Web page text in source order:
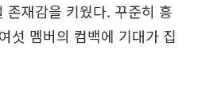
존재감을 키웠다. 꾸준히 흥
섯 멤버의 컴백에 기대가 집